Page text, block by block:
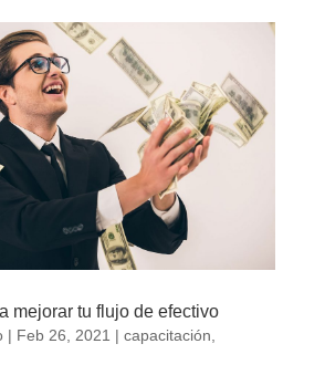
mejorar tu flujo de efectivo
| Feb 26, 2021 | capacitación